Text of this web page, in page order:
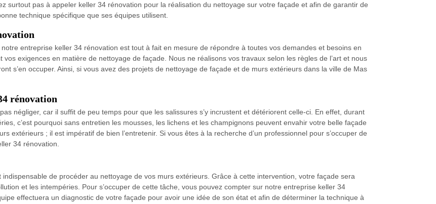
surtout pas à appeler keller 34 rénovation pour la réalisation du nettoyage sur votre façade et afin de garantir de
technique spécifique que ses équipes utilisent.
entreprise keller 34 rénovation est tout à fait en mesure de répondre à toutes vos demandes et besoins en
exigences en matière de nettoyage de façade. Nous ne réalisons vos travaux selon les règles de l’art et nous
s’en occuper. Ainsi, si vous avez des projets de nettoyage de façade et de murs extérieurs dans la ville de Mas
rénovation
négliger, car il suffit de peu temps pour que les salissures s’y incrustent et détériorent celle-ci. En effet, durant
c’est pourquoi sans entretien les mousses, les lichens et les champignons peuvent envahir votre belle façade
extérieurs ; il est impératif de bien l’entretenir. Si vous êtes à la recherche d’un professionnel pour s’occuper de
34 rénovation.
de procéder au nettoyage de vos murs extérieurs. Grâce à cette intervention, votre façade sera
et les intempéries. Pour s’occuper de cette tâche, vous pouvez compter sur notre entreprise keller 34
effectuera un diagnostic de votre façade pour avoir une idée de son état et afin de déterminer la technique à